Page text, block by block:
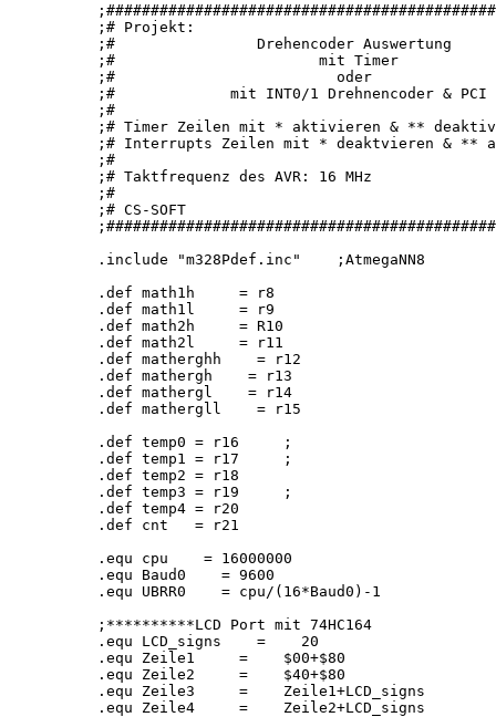
;# Projekt:
;#                Drehencoder
;#                       mit Timer
;#                         oder
;#             mit INT0/1 Drehnencoder &
;#
;# Timer Zeilen mit * aktivieren & **
;# Interrupts Zeilen mit * deaktvieren & **
;#
;# Taktfrequenz des AVR: 16 MHz
;#
;# CS-SOFT
.include "m328Pdef.inc"    ;AtmegaNN8
.def math1h     = r8
.def math1l     = r9
.def math2h     = R10
.def math2l     = r11
.def matherghh    = r12
.def mathergh    = r13
.def mathergl    = r14
.def mathergll    = r15
.def temp0 = r16     ;
.def temp1 = r17     ;
.def temp2 = r18
.def temp3 = r19     ;
.def temp4 = r20
.def cnt   = r21
.equ cpu    = 16000000
.equ Baud0    = 9600
.equ UBRR0    = cpu/(16*Baud0)-1
;**********LCD Port mit 74HC164
.equ LCD_signs    =    20
.equ Zeile1     =    $00+$80
.equ Zeile2     =    $40+$80
.equ Zeile3     =    Zeile1+LCD_signs
.equ Zeile4     =    Zeile2+LCD_signs